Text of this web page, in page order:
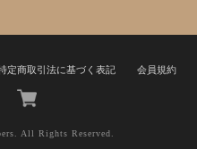
定商取引法に基づく表記 会員規約
All Rights Reserved.